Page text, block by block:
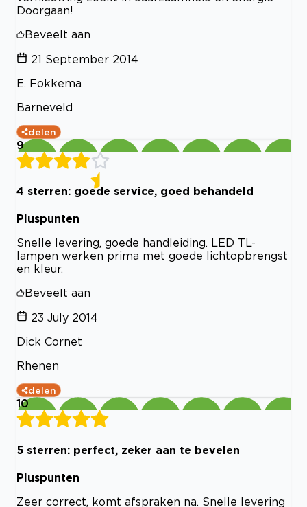
Doorgaan!
Beveelt aan
21 September 2014
E. Fokkema
Barneveld
delen
9
4 sterren: goede service, goed behandeld
Pluspunten
Snelle levering, goede handleiding. LED TL-
lampen werken prima met goede lichtopbrengst
en kleur.
Beveelt aan
23 July 2014
Dick Cornet
Rhenen
delen
10
5 sterren: perfect, zeker aan te bevelen
Pluspunten
Zeer correct, komt afspraken na. Snelle levering